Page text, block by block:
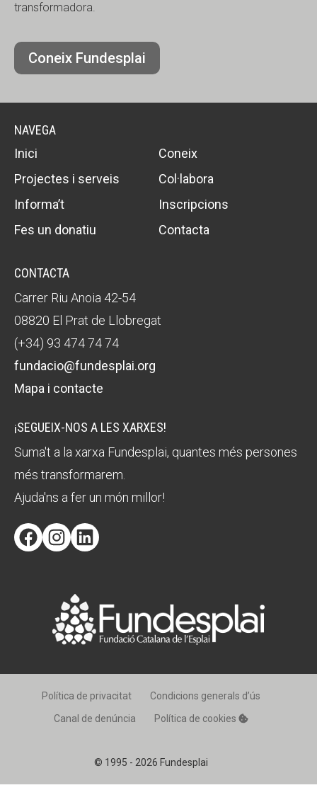
transformadora.
Coneix Fundesplai
NAVEGA
Inici
Coneix
Projectes i serveis
Col·labora
Informa’t
Inscripcions
Fes un donatiu
Contacta
CONTACTA
Carrer Riu Anoia 42-54
08820 El Prat de Llobregat
(+34) 93 474 74 74
fundacio@fundesplai.org
Mapa i contacte
¡SEGUEIX-NOS A LES XARXES!
Suma't a la xarxa Fundesplai, quantes més persones
més transformarem.
Ajuda'ns a fer un món millor!
FacebookInstagram
LinkedIn
© 1995 - 2026 Fundesplai
Política de privacitat
Condicions generals d’ús
Canal de denúncia
Política de cookies